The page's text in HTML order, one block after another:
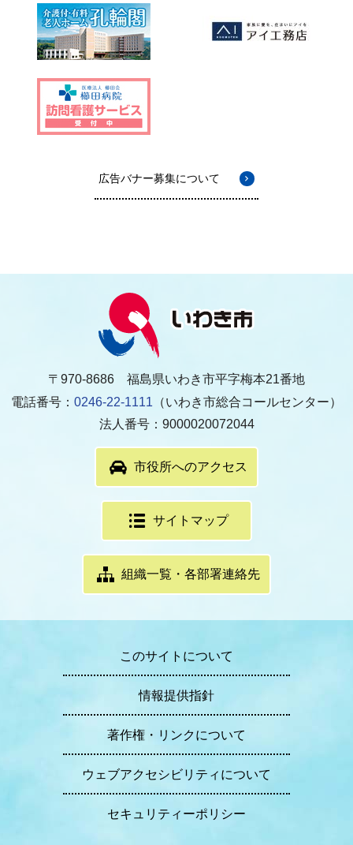
広告バナー募集について
〒970-8686 福島県いわき市平字梅本21番地
電話番号： 0246-22-1111 （いわき市総合コールセンター）
法人番号：9000020072044
市役所へのアクセス
サイトマップ
組織一覧・各部署連絡先
このサイトについて
情報提供指針
著作権・リンクについて
ウェブアクセシビリティについて
セキュリティーポリシー